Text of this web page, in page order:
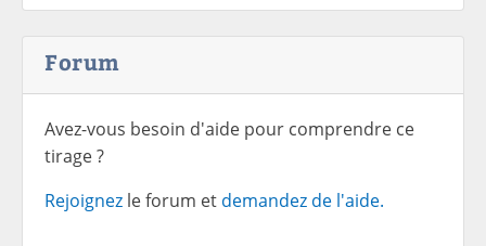
Forum
Avez-vous besoin d'aide pour comprendre ce
tirage ?
Rejoignez le forum et demandez de l'aide.